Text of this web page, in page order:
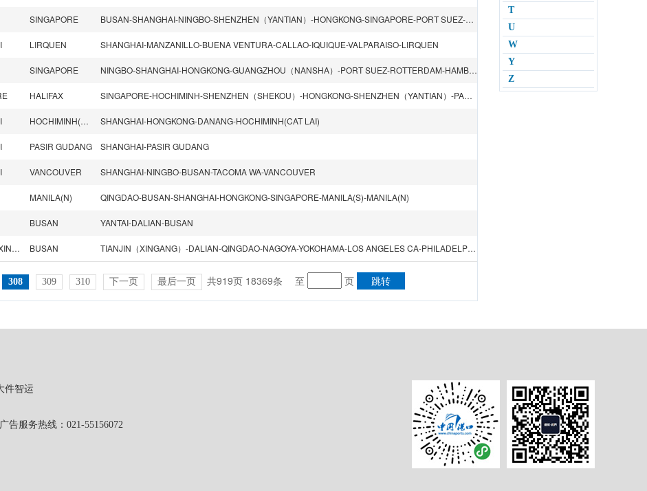
SINGAPORE BUSAN-SHANGHAI-NINGBO-SHENZHEN（YANTIAN）-HONGKONG-SINGAPORE-PORT SUEZ-PORT SAID-MALTA-LA SPEZIA-GENOA-BARCELONA-VALENCIA-PORT KELANG-SINGAPORE
LIRQUEN SHANGHAI-MANZANILLO-BUENA VENTURA-CALLAO-IQUIQUE-VALPARAISO-LIRQUEN
SINGAPORE NINGBO-SHANGHAI-HONGKONG-GUANGZHOU（NANSHA）-PORT SUEZ-ROTTERDAM-HAMBURG-FELIXSTOWE-ANTWERP-PORT SUEZ-SINGAPORE
HALIFAX SINGAPORE-HOCHIMINH-SHENZHEN（SHEKOU）-HONGKONG-SHENZHEN（YANTIAN）-PANAMA CITY-NORFOLK VA-NEW YORK NY-HALIFAX
HOCHIMINH(CAT LAI) SHANGHAI-HONGKONG-DANANG-HOCHIMINH(CAT LAI)
PASIR GUDANG SHANGHAI-PASIR GUDANG
VANCOUVER SHANGHAI-NINGBO-BUSAN-TACOMA WA-VANCOUVER
MANILA(N) QINGDAO-BUSAN-SHANGHAI-HONGKONG-SINGAPORE-MANILA(S)-MANILA(N)
BUSAN YANTAI-DALIAN-BUSAN
TIANJIN（XINGANG） BUSAN TIANJIN（XINGANG）-DALIAN-QINGDAO-NAGOYA-YOKOHAMA-LOS ANGELES CA-PHILADELPHIA PA-YOKOHAMA-BUSAN
308 309 310 下一页 最后一页 共919页 18369条 至 页
T
U
W
Y
Z
件智运
热线：021-55156072